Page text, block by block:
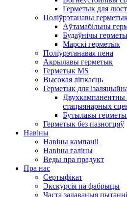
Герметык для
Поліўрэтанавы
Аўтамабільны
Будаўнічы
Марскі герметык
Поліурэтанавая пена
Акрылавы герметык
Герметык MS
Высокая ліпкасць
Герметык для
Двухкампанентны
стацыянарных
Бутылавы
Герметык без пазногцяў
Навіны
Навіны кампаніі
Навіны галіны
Веды пра прадукт
Пра нас
Сертыфікат
Экскурсія па фабрыцы
Часта задаваныя пытанні